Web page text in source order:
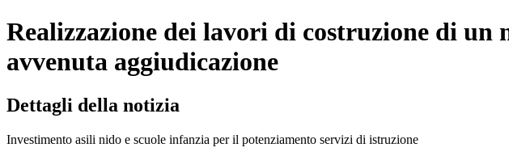
Realizzazione dei lavori di costruzione di un
avvenuta aggiudicazione
Dettagli della notizia
Investimento asili nido e scuole infanzia per il potenziamento servizi di istruzione